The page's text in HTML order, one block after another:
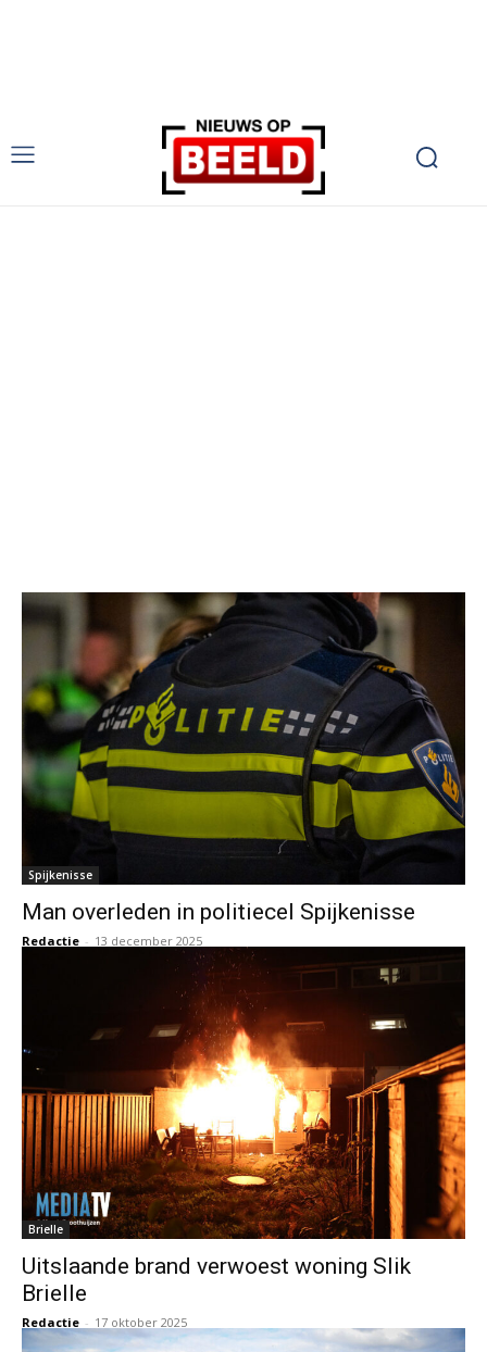
Spijkenisse
Man overleden in politiecel Spijkenisse
Redactie - 13 december 2025
Brielle
Uitslaande brand verwoest woning Slik
Brielle
Redactie - 17 oktober 2025